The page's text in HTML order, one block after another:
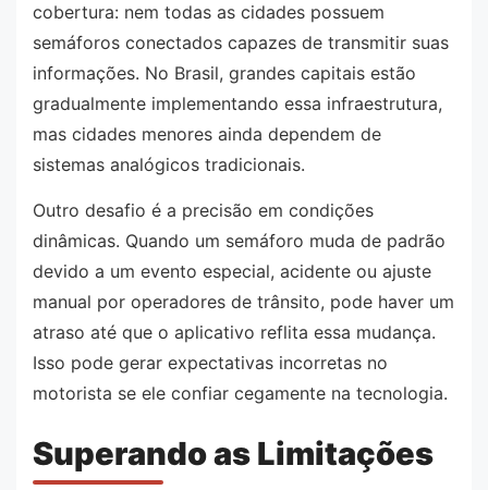
cobertura: nem todas as cidades possuem
semáforos conectados capazes de transmitir suas
informações. No Brasil, grandes capitais estão
gradualmente implementando essa infraestrutura,
mas cidades menores ainda dependem de
sistemas analógicos tradicionais.
Outro desafio é a precisão em condições
dinâmicas. Quando um semáforo muda de padrão
devido a um evento especial, acidente ou ajuste
manual por operadores de trânsito, pode haver um
atraso até que o aplicativo reflita essa mudança.
Isso pode gerar expectativas incorretas no
motorista se ele confiar cegamente na tecnologia.
Superando as Limitações